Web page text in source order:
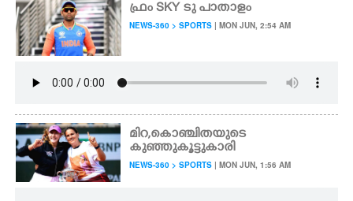
ഫ്രം SKY ടു പാതാളം
NEWS-360 > SPORTS | MON JUN, 2:54 AM
മിറ,കൊഞ്ചിതയുടെ
കുഞ്ഞുകൂട്ടുകാരി
NEWS-360 > SPORTS | MON JUN, 1:56 AM